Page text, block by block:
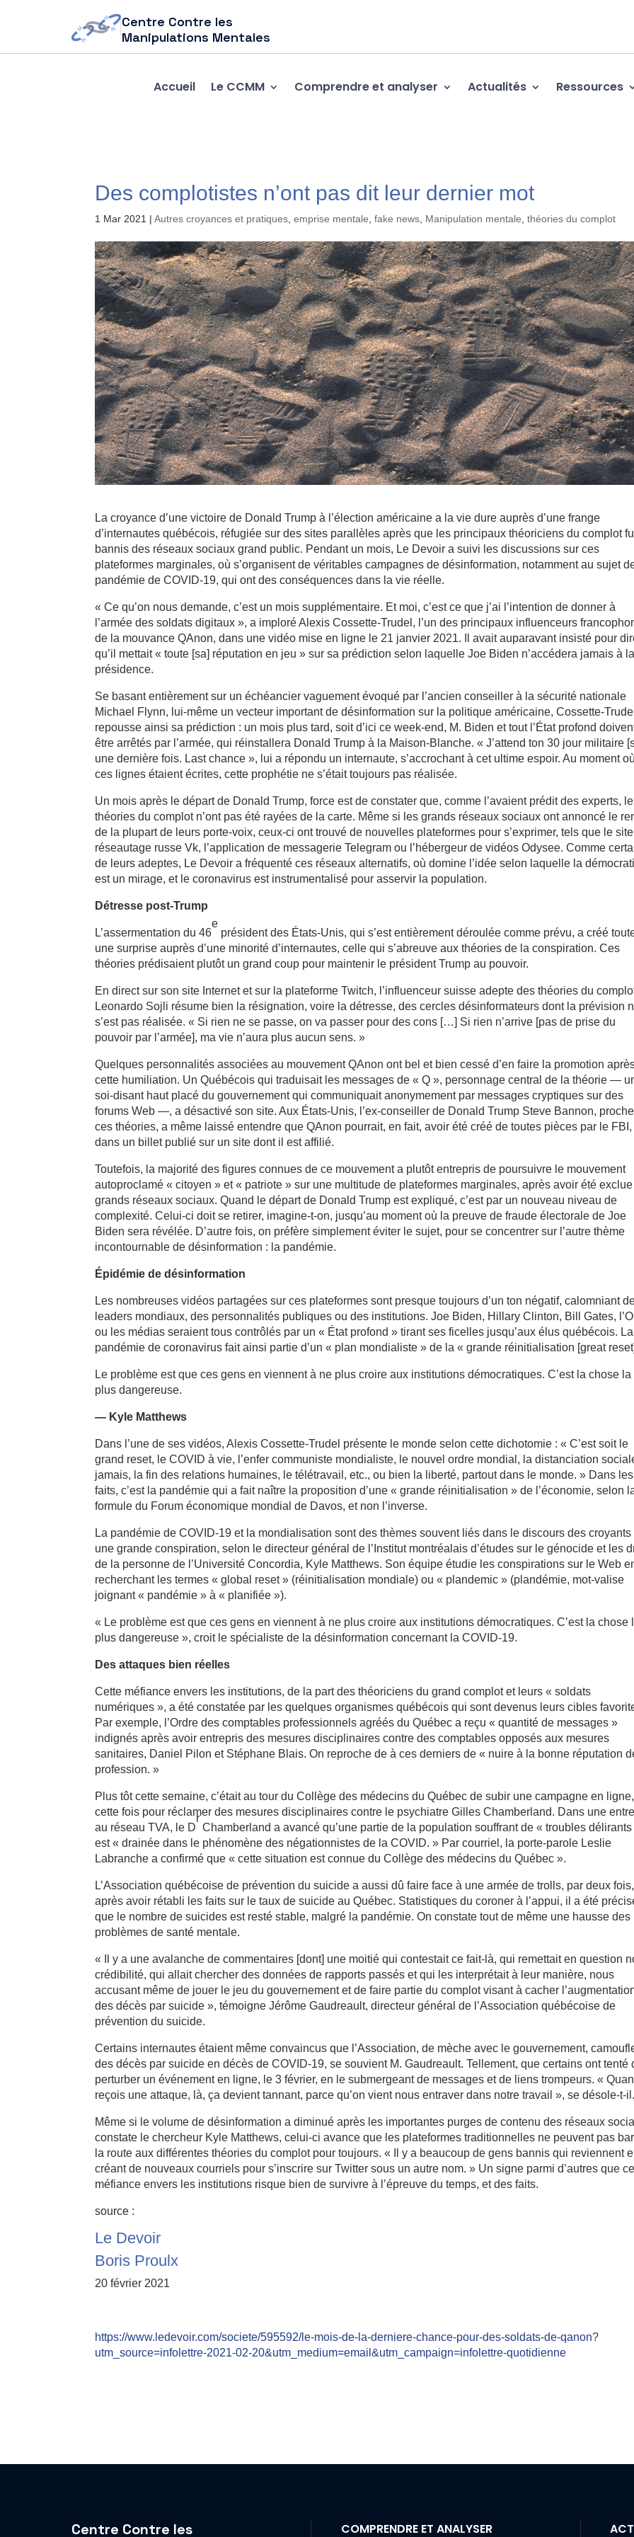
Centre Contre les
Manipulations Mentales
Accueil Le CCMM Comprendre et analyser Actualités Ressources
Des complotistes n’ont pas dit leur dernier mot
1 Mar 2021 |Autres croyances et pratiques ,emprise mentale ,fake news Manipulation mentale ,théories du complot
La croyance d’une victoire de Donald Trump à l’élection américaine a la vie dure auprès d’une frange
d’internautes québécois, réfugiée sur des sites parallèles après que les principaux théoriciens du complot
bannis des réseaux sociaux grand public. Pendant un mois, Le Devoir a suivi les discussions sur ces
plateformes marginales, où s’organisent de véritables campagnes de désinformation, notamment au sujet
pandémie de COVID-19, qui ont des conséquences dans la vie réelle.
« Ce qu’on nous demande, c’est un mois supplémentaire. Et moi, c’est ce que j’ai l’intention de donner à
l’armée des soldats digitaux », a imploré Alexis Cossette-Trudel, l’un des principaux influenceurs
de la mouvance QAnon, dans une vidéo mise en ligne le 21 janvier 2021. Il avait auparavant insisté pour
qu’il mettait « toute [sa] réputation en jeu » sur sa prédiction selon laquelle Joe Biden n’accédera jamais à la
présidence.
Se basant entièrement sur un échéancier vaguement évoqué par l’ancien conseiller à la sécurité nationale
Michael Flynn, lui-même un vecteur important de désinformation sur la politique américaine, Cossette-Trudel
repousse ainsi sa prédiction : un mois plus tard, soit d’ici ce week-end, M. Biden et tout l’État profond
être arrêtés par l’armée, qui réinstallera Donald Trump à la Maison-Blanche. « J’attend ton 30 jour militaire
une dernière fois. Last chance », lui a répondu un internaute, s’accrochant à cet ultime espoir. Au moment où
ces lignes étaient écrites, cette prophétie ne s’était toujours pas réalisée.
Un mois après le départ de Donald Trump, force est de constater que, comme l’avaient prédit des experts,
théories du complot n’ont pas été rayées de la carte. Même si les grands réseaux sociaux ont annoncé le
de la plupart de leurs porte-voix, ceux-ci ont trouvé de nouvelles plateformes pour s’exprimer, tels que le
réseautage russe Vk, l’application de messagerie Telegram ou l’hébergeur de vidéos Odysee. Comme
de leurs adeptes, Le Devoir a fréquenté ces réseaux alternatifs, où domine l’idée selon laquelle la
est un mirage, et le coronavirus est instrumentalisé pour asservir la population.
Détresse post-Trump
L’assermentation du 46
e
président des États-Unis, qui s’est entièrement déroulée comme prévu, a créé
une surprise auprès d’une minorité d’internautes, celle qui s’abreuve aux théories de la conspiration. Ces
théories prédisaient plutôt un grand coup pour maintenir le président Trump au pouvoir.
En direct sur son site Internet et sur la plateforme Twitch, l’influenceur suisse adepte des théories du
Leonardo Sojli résume bien la résignation, voire la détresse, des cercles désinformateurs dont la prévision
s’est pas réalisée. « Si rien ne se passe, on va passer pour des cons […] Si rien n’arrive [pas de prise du
pouvoir par l’armée], ma vie n’aura plus aucun sens. »
Quelques personnalités associées au mouvement QAnon ont bel et bien cessé d’en faire la promotion
cette humiliation. Un Québécois qui traduisait les messages de « Q », personnage central de la théorie —
soi-disant haut placé du gouvernement qui communiquait anonymement par messages cryptiques sur des
forums Web —, a désactivé son site. Aux États-Unis, l’ex-conseiller de Donald Trump Steve Bannon,
ces théories, a même laissé entendre que QAnon pourrait, en fait, avoir été créé de toutes pièces par le FBI,
dans un billet publié sur un site dont il est affilié.
Toutefois, la majorité des figures connues de ce mouvement a plutôt entrepris de poursuivre le mouvement
autoproclamé « citoyen » et « patriote » sur une multitude de plateformes marginales, après avoir été
grands réseaux sociaux. Quand le départ de Donald Trump est expliqué, c’est par un nouveau niveau de
complexité. Celui-ci doit se retirer, imagine-t-on, jusqu’au moment où la preuve de fraude électorale de Joe
Biden sera révélée. D’autre fois, on préfère simplement éviter le sujet, pour se concentrer sur l’autre thème
incontournable de désinformation : la pandémie.
Épidémie de désinformation
Les nombreuses vidéos partagées sur ces plateformes sont presque toujours d’un ton négatif, calomniant
leaders mondiaux, des personnalités publiques ou des institutions. Joe Biden, Hillary Clinton, Bill Gates,
ou les médias seraient tous contrôlés par un « État profond » tirant ses ficelles jusqu’aux élus québécois. La
pandémie de coronavirus fait ainsi partie d’un « plan mondialiste » de la « grande réinitialisation [great
Le problème est que ces gens en viennent à ne plus croire aux institutions démocratiques. C’est la chose la
plus dangereuse.
— Kyle Matthews
Dans l’une de ses vidéos, Alexis Cossette-Trudel présente le monde selon cette dichotomie : « C’est soit le
grand reset, le COVID à vie, l’enfer communiste mondialiste, le nouvel ordre mondial, la distanciation
jamais, la fin des relations humaines, le télétravail, etc., ou bien la liberté, partout dans le monde. » Dans les
faits, c’est la pandémie qui a fait naître la proposition d’une « grande réinitialisation » de l’économie, selon
formule du Forum économique mondial de Davos, et non l’inverse.
La pandémie de COVID-19 et la mondialisation sont des thèmes souvent liés dans le discours des croyants
une grande conspiration, selon le directeur général de l’Institut montréalais d’études sur le génocide et les
de la personne de l’Université Concordia, Kyle Matthews. Son équipe étudie les conspirations sur le Web
recherchant les termes « global reset » (réinitialisation mondiale) ou « plandemic » (plandémie, mot-valise
joignant « pandémie » à « planifiée »).
« Le problème est que ces gens en viennent à ne plus croire aux institutions démocratiques. C’est la chose
plus dangereuse », croit le spécialiste de la désinformation concernant la COVID-19.
Des attaques bien réelles
Cette méfiance envers les institutions, de la part des théoriciens du grand complot et leurs « soldats
numériques », a été constatée par les quelques organismes québécois qui sont devenus leurs cibles
Par exemple, l’Ordre des comptables professionnels agréés du Québec a reçu « quantité de messages »
indignés après avoir entrepris des mesures disciplinaires contre des comptables opposés aux mesures
sanitaires, Daniel Pilon et Stéphane Blais. On reproche de à ces derniers de « nuire à la bonne réputation
profession. »
Plus tôt cette semaine, c’était au tour du Collège des médecins du Québec de subir une campagne en ligne,
cette fois pour réclamer des mesures disciplinaires contre le psychiatre Gilles Chamberland. Dans une
au réseau TVA, le D
r
Chamberland a avancé qu’une partie de la population souffrant de « troubles délirants
est « drainée dans le phénomène des négationnistes de la COVID. » Par courriel, la porte-parole Leslie
Labranche a confirmé que « cette situation est connue du Collège des médecins du Québec ».
L’Association québécoise de prévention du suicide a aussi dû faire face à une armée de trolls, par deux fois,
après avoir rétabli les faits sur le taux de suicide au Québec. Statistiques du coroner à l’appui, il a été
que le nombre de suicides est resté stable, malgré la pandémie. On constate tout de même une hausse des
problèmes de santé mentale.
« Il y a une avalanche de commentaires [dont] une moitié qui contestait ce fait-là, qui remettait en question
crédibilité, qui allait chercher des données de rapports passés et qui les interprétait à leur manière, nous
accusant même de jouer le jeu du gouvernement et de faire partie du complot visant à cacher
des décès par suicide », témoigne Jérôme Gaudreault, directeur général de l’Association québécoise de
prévention du suicide.
Certains internautes étaient même convaincus que l’Association, de mèche avec le gouvernement,
des décès par suicide en décès de COVID-19, se souvient M. Gaudreault. Tellement, que certains ont tenté
perturber un événement en ligne, le 3 février, en le submergeant de messages et de liens trompeurs. «
reçois une attaque, là, ça devient tannant, parce qu’on vient nous entraver dans notre travail », se désole-t-il.
Même si le volume de désinformation a diminué après les importantes purges de contenu des réseaux
constate le chercheur Kyle Matthews, celui-ci avance que les plateformes traditionnelles ne peuvent pas
la route aux différentes théories du complot pour toujours. « Il y a beaucoup de gens bannis qui reviennent
créant de nouveaux courriels pour s’inscrire sur Twitter sous un autre nom. » Un signe parmi d’autres que
méfiance envers les institutions risque bien de survivre à l’épreuve du temps, et des faits.
source :
Le Devoir
Boris Proulx
20 février 2021
https://www.ledevoir.com/societe/595592/le-mois-de-la-derniere-chance-pour-des-soldats-de-qanon?
utm_source=infolettre-2021-02-20&utm_medium=email&utm_campaign=infolettre-quotidienne
Centre Contre les COMPRENDRE ET ANALYSER